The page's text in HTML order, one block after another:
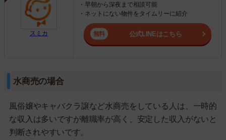
スミカ
・早朝から深夜まで相談可能
・ネットにない物件をタイムリーに紹介
公式LINEはこちら
水商売の場合
風俗嬢やキャバクラ譲など水商売をしている人は、一時的
な収入は多いですが離職率が高く、安定した収入がないと
判断されやすいです。